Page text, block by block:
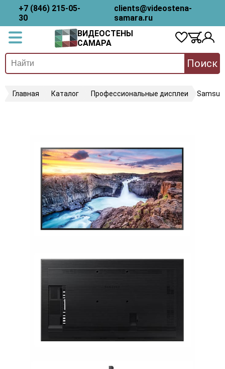
+7 (846) 215-05-
30
clients@videostena-
samara.ru
ВИДЕОСТЕНЫ
САМАРА
Поиск
Главная Каталог Профессиональные дисплеи